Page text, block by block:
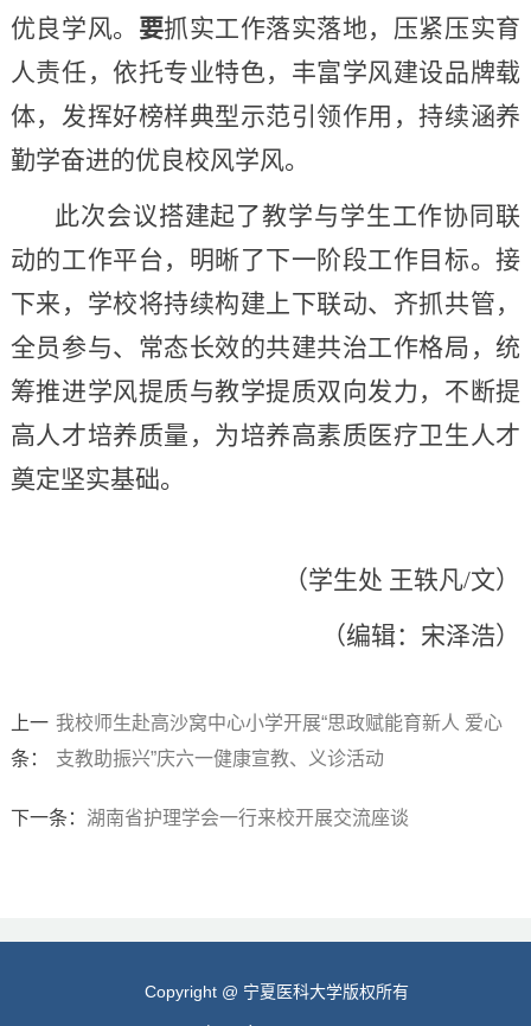
优良学风。 要抓实工作落实落地，压紧压实育
人责任，依托专业特色，丰富学风建设品牌载
体，发挥好榜样典型示范引领作用，持续涵养
勤学奋进的优良校风学风。
此次会议搭建起了教学与学生工作协同联
动的工作平台，明晰了下一阶段工作目标。接
下来，学校将持续构建上下联动、齐抓共管，
全员参与、常态长效的共建共治工作格局，统
筹推进学风提质与教学提质双向发力，不断提
高人才培养质量，为培养高素质医疗卫生人才
奠定坚实基础。
（学生处 王轶凡/文）
（编辑：宋泽浩）
上一
条：
我校师生赴高沙窝中心小学开展“思政赋能育新人 爱心
支教助振兴”庆六一健康宣教、义诊活动
下一条： 湖南省护理学会一行来校开展交流座谈
Copyright @ 宁夏医科大学版权所有